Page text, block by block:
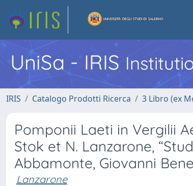
UniSa - IRIS
IRIS Catalogo Prodotti Ricerca 3 Libro (ex
Pomponii Laeti in Vergilii
Stok et N. Lanzarone,
Abbamonte, Giovanni
Lanzarone